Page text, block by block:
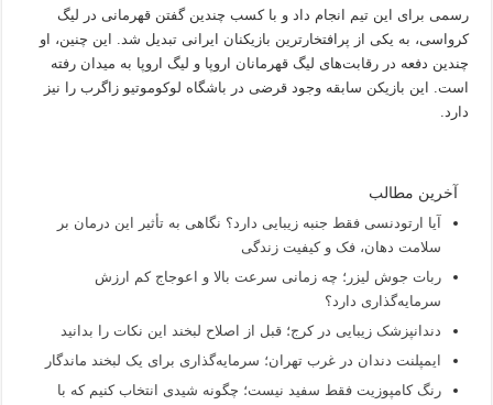
رسمی برای این تیم انجام داد و با کسب چندین گفتن قهرمانی در لیگ
کرواسی، به یکی از پرافتخارترین بازیکنان ایرانی تبدیل شد. این چنین، او
چندین دفعه در رقابت‌های لیگ قهرمانان اروپا و لیگ اروپا به میدان رفته
است. این بازیکن سابقه وجود قرضی در باشگاه لوکوموتیو زاگرب را نیز
دارد.
آخرین مطالب
آیا ارتودنسی فقط جنبه زیبایی دارد؟ نگاهی به تأثیر این درمان بر
سلامت دهان، فک و کیفیت زندگی
ربات جوش لیزر؛ چه زمانی سرعت بالا و اعوجاج کم ارزش
سرمایه‌گذاری دارد؟
دندانپزشک زیبایی در کرج؛ قبل از اصلاح لبخند این نکات را بدانید
ایمپلنت دندان در غرب تهران؛ سرمایه‌گذاری برای یک لبخند ماندگار
رنگ کامپوزیت فقط سفید نیست؛ چگونه شیدی انتخاب کنیم که با